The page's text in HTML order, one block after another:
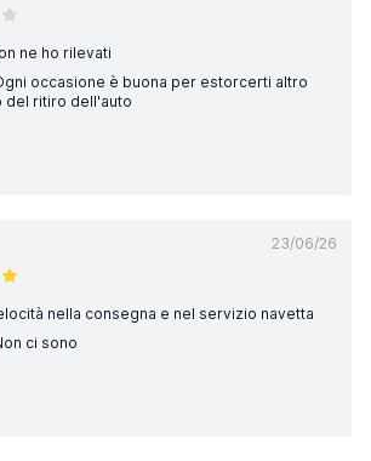
ne ho rilevati
occasione è buona per estorcerti altro
del ritiro dell'auto
23/06/26
nella consegna e nel servizio navetta
ci sono